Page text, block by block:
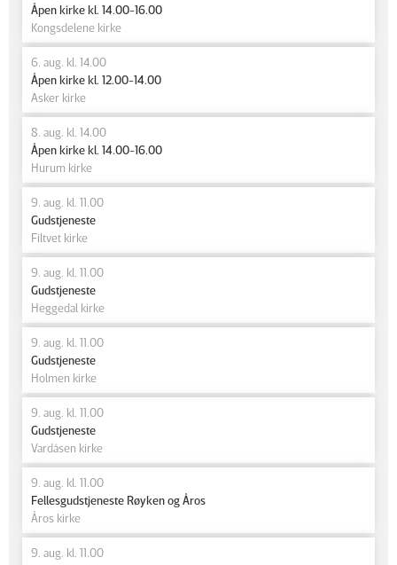
Åpen kirke kl. 14.00-16.00
Kongsdelene kirke
6. aug. kl. 14.00
Åpen kirke kl. 12.00-14.00
Asker kirke
8. aug. kl. 14.00
Åpen kirke kl. 14.00-16.00
Hurum kirke
9. aug. kl. 11.00
Gudstjeneste
Filtvet kirke
9. aug. kl. 11.00
Gudstjeneste
Heggedal kirke
9. aug. kl. 11.00
Gudstjeneste
Holmen kirke
9. aug. kl. 11.00
Gudstjeneste
Vardåsen kirke
9. aug. kl. 11.00
Fellesgudstjeneste Røyken og Åros
Åros kirke
9. aug. kl. 11.00